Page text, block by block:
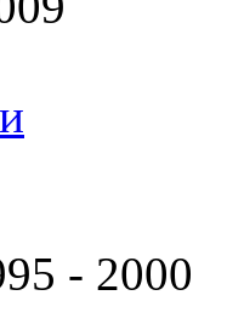
- 2000